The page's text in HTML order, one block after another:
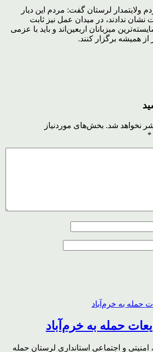
ولایتمدار لرستان گفت: مردم این دیار
نشان ندادند، در میدان عمل نیز ثابت
میزبانان اربعین‌اند و باید با عزمی
از همیشه برگزار کنند.
نخواهد شد. بخش‌های موردنیاز
*
حمله به خرم‌آباد
و اجتماعی استانداری لرستان حمله